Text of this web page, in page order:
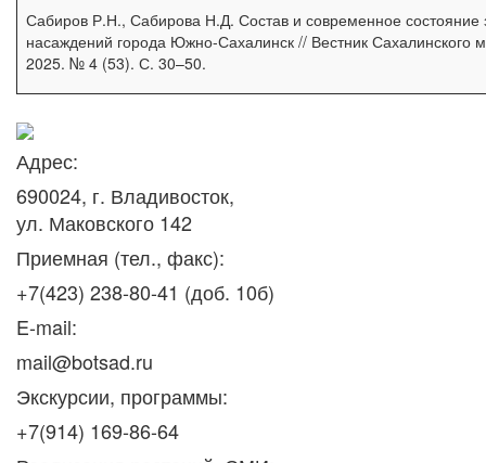
Сабиров Р.Н., Сабирова Н.Д. Состав и современное состояние
насаждений города Южно-Сахалинск // Вестник Сахалинского
2025. № 4 (53). С. 30–50.
Адрес:
690024, г. Владивосток,
ул. Маковского 142
Приемная (тел., факс):
+7(423) 238-80-41 (доб. 10б)
E-mail:
mail@botsad.ru
Экскурсии, программы:
+7(914) 169-86-64